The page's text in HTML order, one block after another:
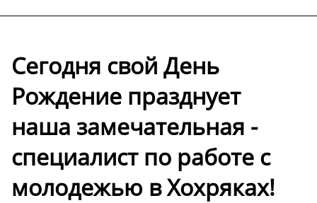
Сегодня свой День
Рождение празднует
наша замечательная -
специалист по работе с
молодежью в Хохряках!